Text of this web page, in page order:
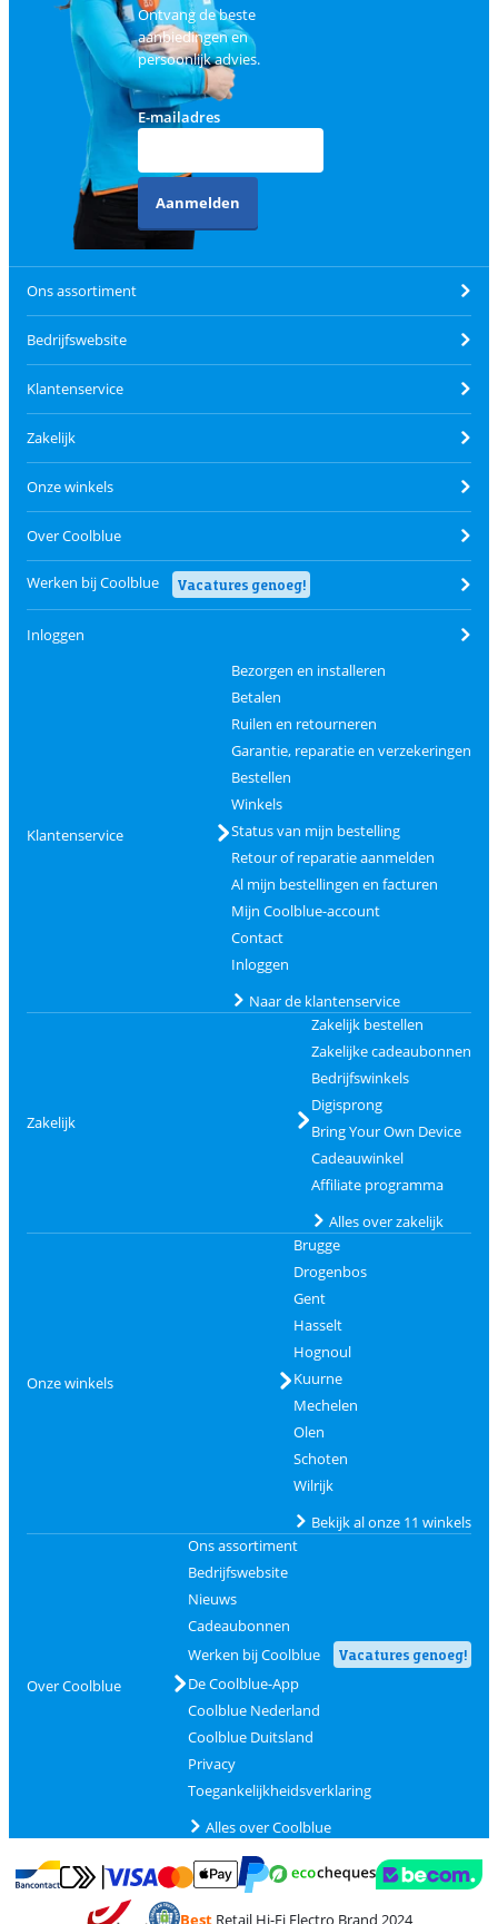
Ontvang de beste
aanbiedingen en
persoonlijk advies.
E-mailadres
Aanmelden
Ons assortiment
Bedrijfswebsite
Klantenservice
Zakelijk
Onze winkels
Over Coolblue
Werken bij Coolblue Vacatures genoeg!
Inloggen
Klantenservice
Bezorgen en installeren
Betalen
Ruilen en retourneren
Garantie, reparatie en verzekeringen
Bestellen
Winkels
Status van mijn bestelling
Retour of reparatie aanmelden
Al mijn bestellingen en facturen
Mijn Coolblue-account
Contact
Inloggen
Naar de klantenservice
Zakelijk
Zakelijk bestellen
Zakelijke cadeaubonnen
Bedrijfswinkels
Digisprong
Bring Your Own Device
Cadeauwinkel
Affiliate programma
Alles over zakelijk
Onze winkels
Brugge
Drogenbos
Gent
Hasselt
Hognoul
Kuurne
Mechelen
Olen
Schoten
Wilrijk
Bekijk al onze 11 winkels
Over Coolblue
Ons assortiment
Bedrijfswebsite
Nieuws
Cadeaubonnen
Werken bij Coolblue
Vacatures genoeg!
De Coolblue-App
Coolblue Nederland
Coolblue Duitsland
Privacy
Toegankelijkheidsverklaring
Alles over Coolblue
Betalen met Bancontact
Betalen met MasterCard en Visa via ClickToPay
BestRetail Hi-Fi Electro Brand 2024